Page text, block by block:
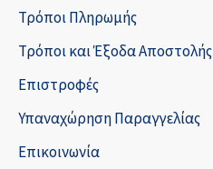
Τρόποι Πληρωμής
Τρόποι και Έξοδα Αποστολής
Επιστροφές
Υπαναχώρηση Παραγγελίας
Επικοινωνία